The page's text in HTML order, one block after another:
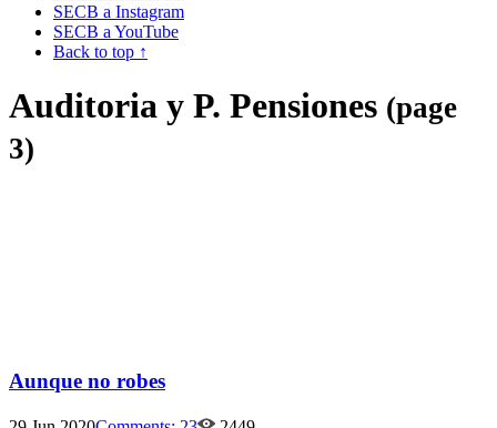
SECB a Instagram
SECB a YouTube
Back to top ↑
Auditoria y P. Pensiones (page
3)
Aunque no robes